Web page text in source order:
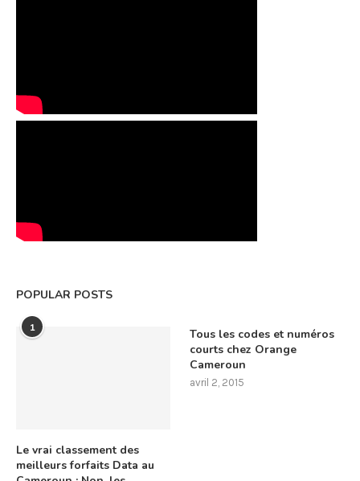
POPULAR POSTS
1
Le vrai classement des
meilleurs forfaits Data au
Tous les codes et numéros
courts chez Orange
Cameroun
avril 2, 2015